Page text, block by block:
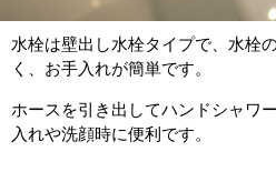
水栓は壁出し水栓タイプで、水栓
く、お手入れが簡単です。
ホースを引き出してハンドシャワ
入れや洗顔時に便利です。